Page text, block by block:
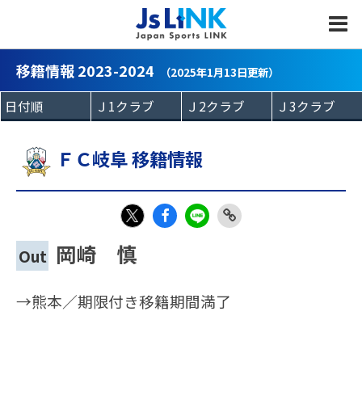
移籍情報 2023-2024 （2025年1月13日更新）
ＦＣ岐阜 移籍情報
X
k
Out 岡崎 慎
→熊本／期限付き移籍期間満了